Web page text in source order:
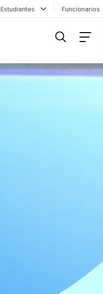
Estudiantes